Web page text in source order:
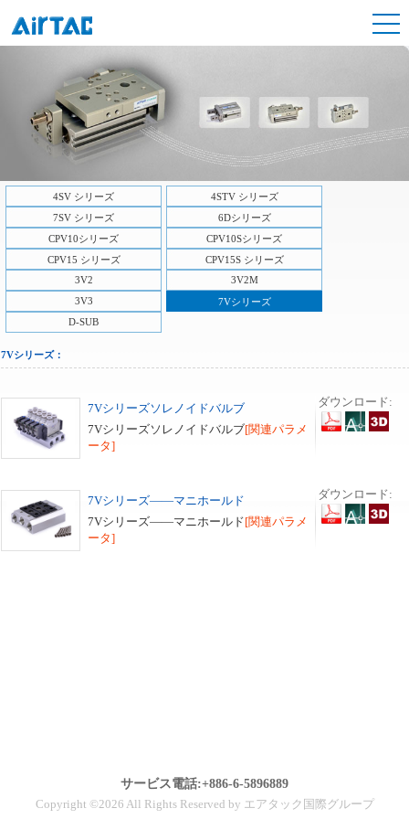
4SV シリーズ
4STV シリーズ
7SV シリーズ
6Dシリーズ
CPV10シリーズ
CPV10Sシリーズ
CPV15 シリーズ
CPV15S シリーズ
3V2
3V2M
3V3
7Vシリーズ
D-SUB
7Vシリーズ：
7Vシリーズソレノイドバルブ
7Vシリーズソレノイドバルブ[関連パラメ
ータ]
ダウンロード:
7Vシリーズ——マニホールド
7Vシリーズ——マニホールド[関連パラメ
ータ]
ダウンロード:
サービス電話:+886-6-5896889
Copyright ©2026 All Rights Reserved by エアタック国際グループ